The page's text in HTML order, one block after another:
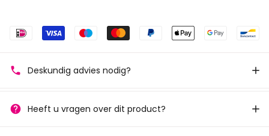
Deskundig advies nodig?
Heeft u vragen over dit product?